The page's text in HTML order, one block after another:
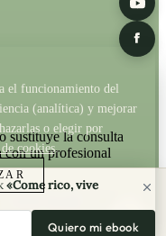
sustituye la consulta
con un profesional
relación comercial;
política editorial.
el funcionamiento del
(analítica) y mejorar
o elegir por
cookies.
«Come rico, vive
Quiero mi ebook